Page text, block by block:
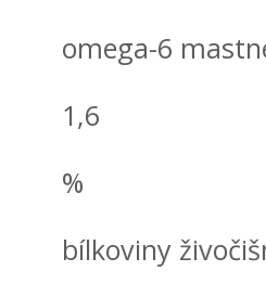
omega-6
1,6
%
bílkoviny